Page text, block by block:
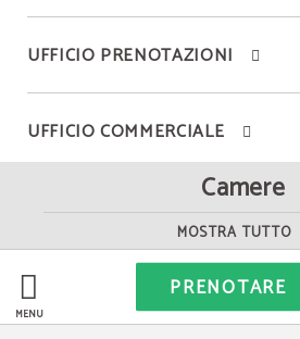
MENÙ
PRENOTARE
Camere
MOSTRA TUTTO
UFFICIO PRENOTAZIONI
UFFICIO COMMERCIALE
INFORMAZIONI SALE MEETING
Klima Hotel Milano